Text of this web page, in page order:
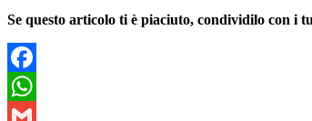
Se questo articolo ti è piaciuto, condividilo con i
Facebook
WhatsApp